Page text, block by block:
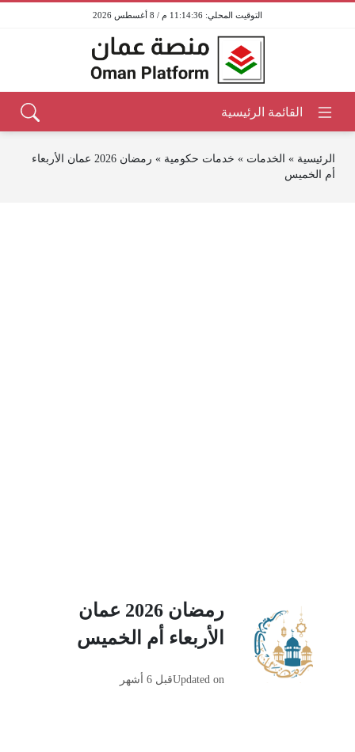
11:14:36 م / 8 أغسطس 2026
الرئيسية » الخدمات » خدمات حكومية »
رمضان 2026 عمان الأربعاء
أم الخميس
رمضان 2026 عمان
الأربعاء أم الخميس
Updated onقبل 6 أشهر